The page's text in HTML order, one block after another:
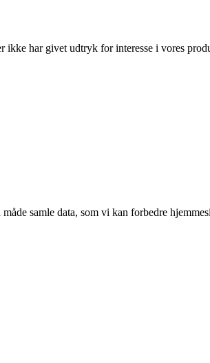
ikke har givet udtryk for interesse i vores
samle data, som vi kan forbedre